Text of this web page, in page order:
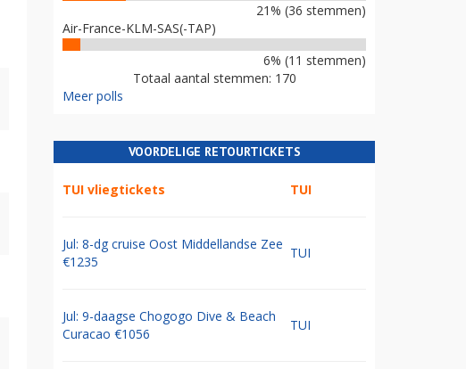
21% (36 stemmen)
Air-France-KLM-SAS(-TAP)
6% (11 stemmen)
Totaal aantal stemmen: 170
Meer polls
VOORDELIGE RETOURTICKETS
TUI vliegtickets TUI
Jul: 8-dg cruise Oost Middellandse Zee
€1235
TUI
Jul: 9-daagse Chogogo Dive & Beach
Curacao €1056
TUI